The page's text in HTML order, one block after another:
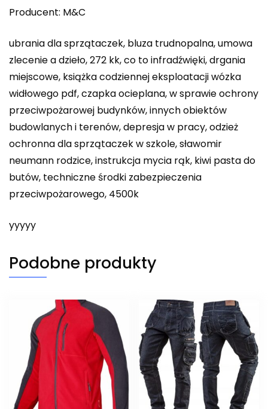
Producent: M&C
ubrania dla sprzątaczek, bluza trudnopalna, umowa
zlecenie a dzieło, 272 kk, co to infradźwięki, drgania
miejscowe, książka codziennej eksploatacji wózka
widłowego pdf, czapka ocieplana, w sprawie ochrony
przeciwpożarowej budynków, innych obiektów
budowlanych i terenów, depresja w pracy, odzież
ochronna dla sprzątaczek w szkole, sławomir
neumann rodzice, instrukcja mycia rąk, kiwi pasta do
butów, techniczne środki zabezpieczenia
przeciwpożarowego, 4500k
yyyyy
Podobne produkty